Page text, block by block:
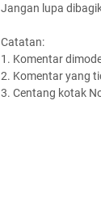
Jangan lupa
Catatan:
1. Komentar
2. Komentar yang
3. Centang kotak